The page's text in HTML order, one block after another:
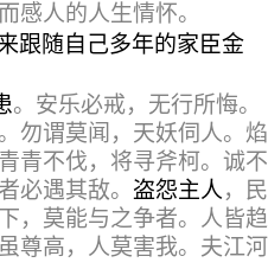
感人的人生情怀。
跟随自己多年的家臣金
。安乐必戒，无行所悔。
勿谓莫闻，天妖伺人。焰
青不伐，将寻斧柯。诚不
必遇其敌。 盗怨主人 ，民
，莫能与之争者。人皆趋
尊高，人莫害我。夫江河